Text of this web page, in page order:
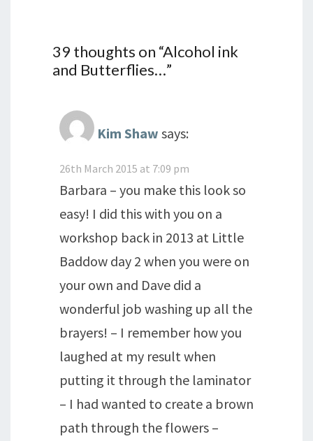
39 thoughts on “Alcohol ink
and Butterflies…”
Kim Shaw says:
26th March 2015 at 7:09 pm
Barbara – you make this look so
easy! I did this with you on a
workshop back in 2013 at Little
Baddow day 2 when you were on
your own and Dave did a
wonderful job washing up all the
brayers! – I remember how you
laughed at my result when
putting it through the laminator
– I had wanted to create a brown
path through the flowers –